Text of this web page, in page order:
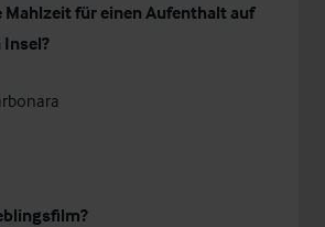
Mahlzeit für einen Aufenthalt auf
Insel?